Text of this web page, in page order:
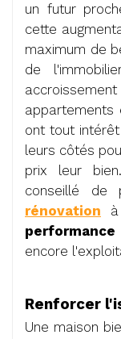
un futur
cette
maximum de
de
appartements
ont tout
leurs côtés
prix leur
conseillé
rénovation à
encore
Renforcer
Une maison